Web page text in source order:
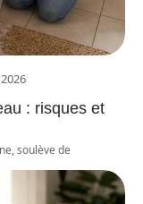
: risques et
soulève de